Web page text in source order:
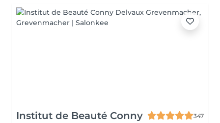
Institut de Beauté Conny
347